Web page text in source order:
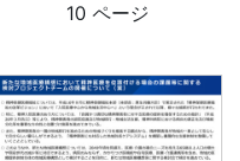
10 ページ